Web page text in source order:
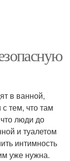
в ванной,
тем, что там
люди до
и туалетом
интимность
уже нужна.